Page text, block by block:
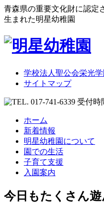
青森県の重要文化財に認定
生まれた明星幼稚園
学校法人聖公会栄光学
サイトマップ
受付時
ホーム
新着情報
明星幼稚園について
園での生活
子育て支援
入園案内
今日もたくさん遊